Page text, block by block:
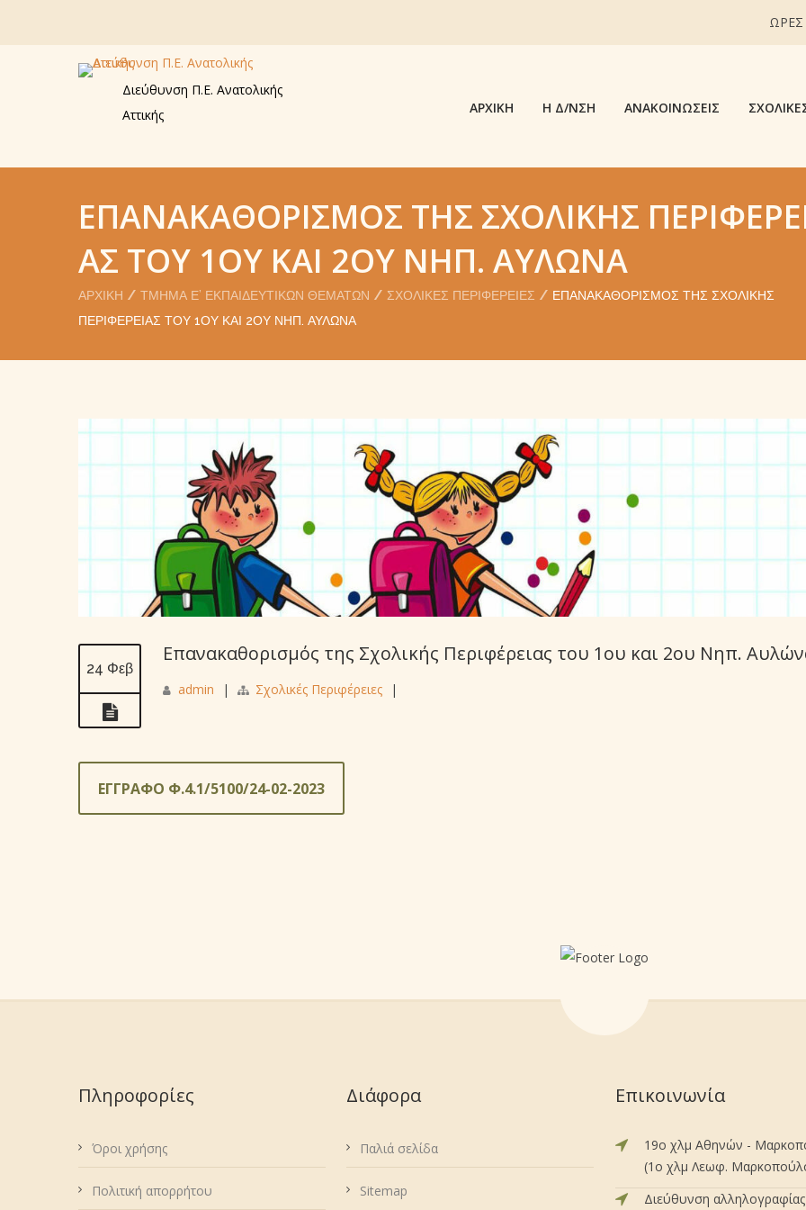
Διεύθυνση Π.Ε. Ανατολικής
Αττικής
ΑΡΧΙΚΉ Η Δ/ΝΣΗ ΑΝΑΚΟΙΝΏΣΕΙΣ
ΕΠΑΝΑΚΑΘΟΡΙΣΜΌΣ ΤΗΣ ΣΧΟΛΙΚΉΣ
ΑΣ ΤΟΥ 1ΟΥ ΚΑΙ 2ΟΥ ΝΗΠ. ΑΥΛΏΝΑ
ΑΡΧΙΚΉ ΤΜΉΜΑ Ε’ ΕΚΠΑΙΔΕΥΤΙΚΏΝ ΘΕΜΆΤΩΝ ΣΧΟΛΙΚΈΣ ΠΕΡΙΦΈΡΕΙΕΣ
ΕΠΑΝΑΚΑΘΟΡΙΣΜΌΣ ΤΗΣ ΣΧΟΛΙΚΉΣ
ΠΕΡΙΦΈΡΕΙΑΣ ΤΟΥ 1ΟΥ ΚΑΙ 2ΟΥ ΝΗΠ. ΑΥΛΏΝΑ
24 Φεβ
Επανακαθορισμός της Σχολικής Περιφέρειας του 1ου και 2ου Νηπ.
admin | Σχολικές Περιφέρειες |
ΕΓΓΡΑΦΟ Φ.4.1/5100/24-02-2023
Πληροφορίες
Όροι χρήσης
Πολιτική απορρήτου
Διάφορα
Παλιά σελίδα
Sitemap
Επικοινωνία
19ο χλμ Αθηνών -
(1ο χλμ Λεωφ.
Διεύθυνση